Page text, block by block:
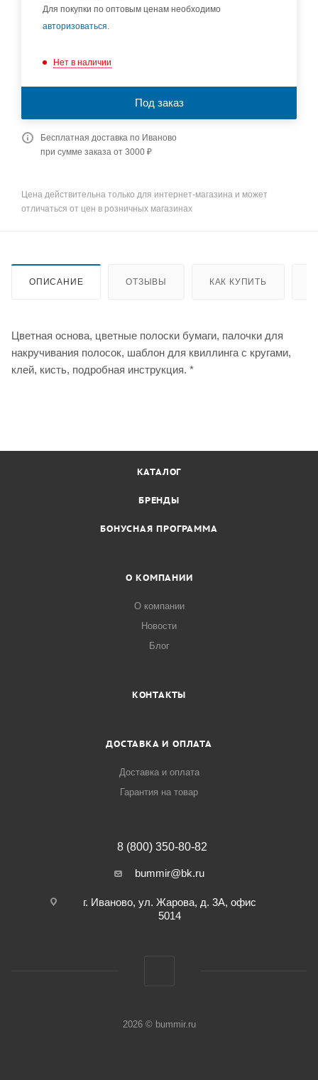
Для покупки по оптовым ценам необходимо
авторизоваться.
Нет в наличии
Под заказ
Бесплатная доставка по Иваново
при сумме заказа от 3000 ₽
Цена действительна только для интернет-магазина и может
отличаться от цен в розничных магазинах
ОПИСАНИЕ ОТЗЫВЫ КАК КУПИТЬ
Цветная основа, цветные полоски бумаги, палочки для
накручивания полосок, шаблон для квиллинга с кругами,
клей, кисть, подробная инструкция. *
КАТАЛОГ
БРЕНДЫ
БОНУСНАЯ ПРОГРАММА
О КОМПАНИИ
О компании
Новости
Блог
КОНТАКТЫ
ДОСТАВКА И ОПЛАТА
Доставка и оплата
Гарантия на товар
8 (800) 350-80-82
bummir@bk.ru
г. Иваново, ул. Жарова, д. 3А, офис
5014
2026 © bummir.ru